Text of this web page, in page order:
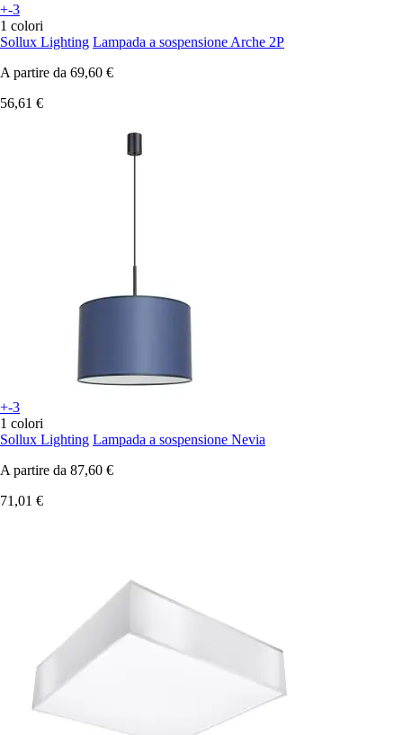
+-3
1 colori
Sollux Lighting Lampada a sospensione Arche 2P
A partire da 69,60 €
56,61 €
+-3
1 colori
Sollux Lighting Lampada a sospensione Nevia
A partire da 87,60 €
71,01 €